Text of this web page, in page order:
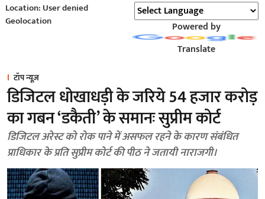
Location: User denied
Geolocation
Powered by
Translate
टॉप न्यूज़
डिजिटल धोखाधड़ी के जरिये 54 हजार करोड़
का गबन ‘डकैती’ के समानः सुप्रीम कोर्ट
डिजिटल अरेस्ट को रोक पाने में असफल रहने के कारण संबंधित
प्राधिकार के प्रति सुप्रीम कोर्ट की पीठ ने जतायी नाराजगी।